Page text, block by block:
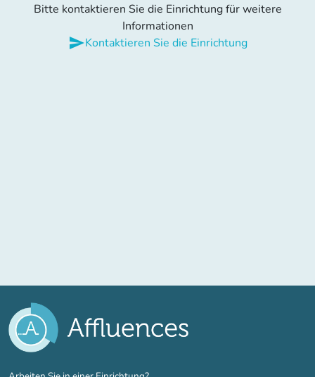
Bitte kontaktieren Sie die Einrichtung für weitere
Informationen
sendKontaktieren Sie die Einrichtung